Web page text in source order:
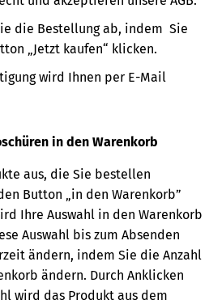
die Bestellung ab, indem Sie
„Jetzt kaufen“ klicken.
wird Ihnen per E-Mail
in den Warenkorb
aus, die Sie bestellen
Button „in den Warenkorb”
Ihre Auswahl in den Warenkorb
Auswahl bis zum Absenden
ändern, indem Sie die Anzahl
ändern. Durch Anklicken
wird das Produkt aus dem